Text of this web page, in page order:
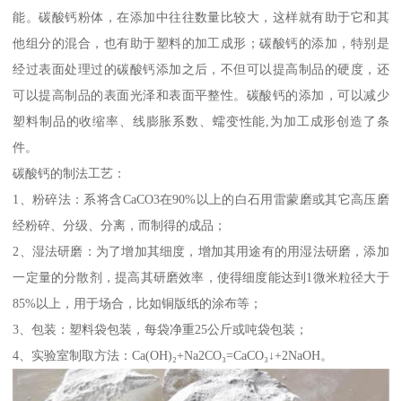
能。碳酸钙粉体，在添加中往往数量比较大，这样就有助于它和其
他组分的混合，也有助于塑料的加工成形；碳酸钙的添加，特别是
经过表面处理过的碳酸钙添加之后，不但可以提高制品的硬度，还
可以提高制品的表面光泽和表面平整性。碳酸钙的添加，可以减少
塑料制品的收缩率、线膨胀系数、蠕变性能,为加工成形创造了条
件。
碳酸钙的制法工艺：
1、粉碎法：系将含CaCO3在90%以上的白石用雷蒙磨或其它高压磨
经粉碎、分级、分离，而制得的成品；
2、湿法研磨：为了增加其细度，增加其用途有的用湿法研磨，添加
一定量的分散剂，提高其研磨效率，使得细度能达到1微米粒径大于
85%以上，用于场合，比如铜版纸的涂布等；
3、包装：塑料袋包装，每袋净重25公斤或吨袋包装；
4、实验室制取方法：Ca(OH)₂+Na2CO₃=CaCO₃↓+2NaOH。